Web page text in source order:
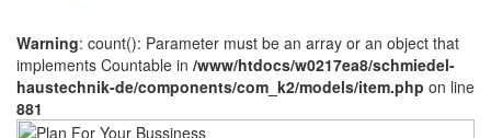
Warning: count(): Parameter must be an array or an object that
implements Countable in /www/htdocs/w0217ea8/schmiedel-
haustechnik-de/components/com_k2/models/item.php on line
881